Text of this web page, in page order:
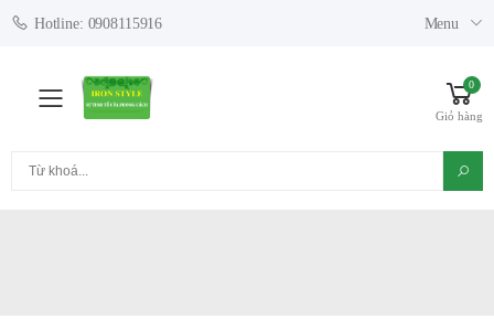
Hotline: 0908115916 Menu
Toggle mobile menu
0
Giỏ hàng